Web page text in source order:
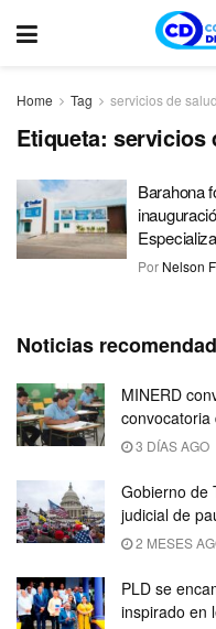
Home Tag servicios de salud
Etiqueta: servicios
Barahona
Por Nelson
Noticias
MINERD
convocatoria
3 DÍAS AGO
Gobierno de
judicial de
2 MESES
PLD se
inspirado en